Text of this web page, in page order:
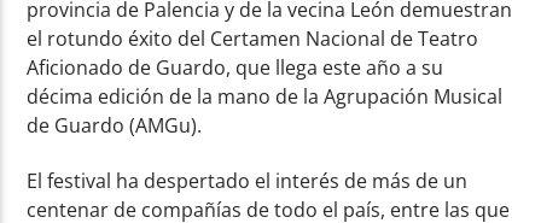
provincia de Palencia y de la vecina León demuestran
el rotundo éxito del Certamen Nacional de Teatro
Aficionado de Guardo, que llega este año a su
décima edición de la mano de la Agrupación Musical
de Guardo (AMGu).
El festival ha despertado el interés de más de un
centenar de compañías de todo el país, entre las que